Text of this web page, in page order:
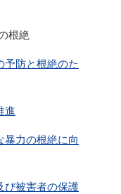
根絶
防と根絶のた
進
力の根絶に向
被害者の保護